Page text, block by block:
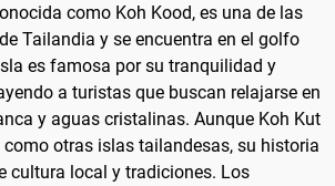
como Koh Kood, es una de las
Tailandia y se encuentra en el golfo
es famosa por su tranquilidad y
a turistas que buscan relajarse en
y aguas cristalinas. Aunque Koh Kut
otras islas tailandesas, su historia
cultura local y tradiciones. Los